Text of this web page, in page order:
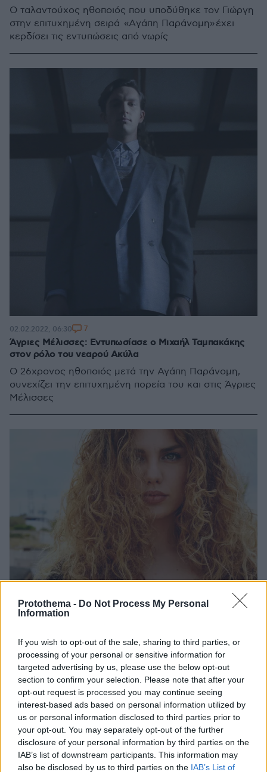
Protothema - Do Not Process My Personal
Information
If you wish to opt-out of the sale, sharing to third parties, or
processing of your personal or sensitive information for
targeted advertising by us, please use the below opt-out
section to confirm your selection. Please note that after your
opt-out request is processed you may continue seeing
interest-based ads based on personal information utilized by
us or personal information disclosed to third parties prior to
your opt-out. You may separately opt-out of the further
disclosure of your personal information by third parties on the
IAB’s list of downstream participants. This information may
also be disclosed by us to third parties on the IAB’s List of
Ο ταλαντούχος ηθοποιός που υποδύθηκε τον Γιώργη
στην επιτυχημένη σειρά «Aγάπη Παράνομη» έχει
κερδίσει τις εντυπώσεις από νωρίς
Άγριες Μέλισσες: Εντυπωσίασε ο Μιχαήλ Ταμπακάκης
στον ρόλο του νεαρού Ακύλα
Ο 26χρονος ηθοποιός μετά την Αγάπη Παράνομη,
συνεχίζει την επιτυχημένη πορεία του και στις Άγριες
Μέλισσες
02.02.2022, 06:30 7
Ευγενία Ξυγκόρου: Ποια είναι η καλλονή που έπαιξε την
«πέτρα του σκανδάλου» στη σειρά «Αγάπη παράνομη»
Η νεαρή ηθοποιός μάγεψε το τηλεοπτικό κοινό ως
«Χρυσαυγή» - Δείτε φωτογραφίες της
31.01.2022, 12:53 29